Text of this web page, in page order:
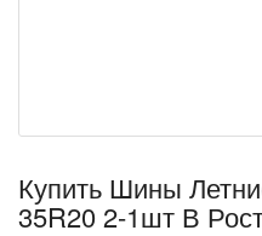
Купить Шины
35R20 2-1шт В